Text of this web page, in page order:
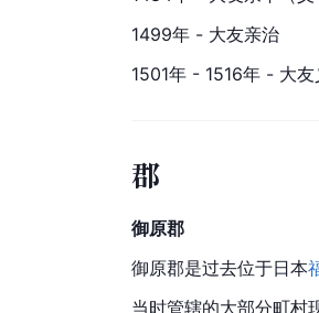
1499年 - 大友亲治
1501年 - 1516年 - 大
郡
御原郡
御原郡是过去位于日本
当时管辖的大部分町村